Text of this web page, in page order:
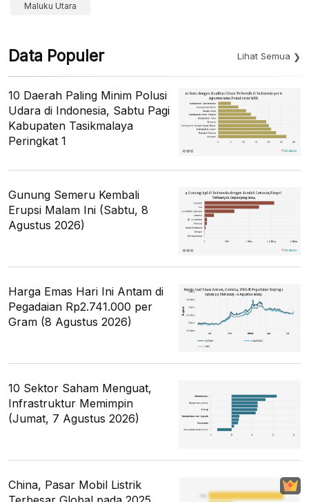
Maluku Utara
Data Populer Lihat Semua
10 Daerah Paling Minim Polusi
Udara di Indonesia, Sabtu Pagi
Kabupaten Tasikmalaya
Peringkat 1
Gunung Semeru Kembali
Erupsi Malam Ini (Sabtu, 8
Agustus 2026)
Harga Emas Hari Ini Antam di
Pegadaian Rp2.741.000 per
Gram (8 Agustus 2026)
10 Sektor Saham Menguat,
Infrastruktur Memimpin
(Jumat, 7 Agustus 2026)
China, Pasar Mobil Listrik